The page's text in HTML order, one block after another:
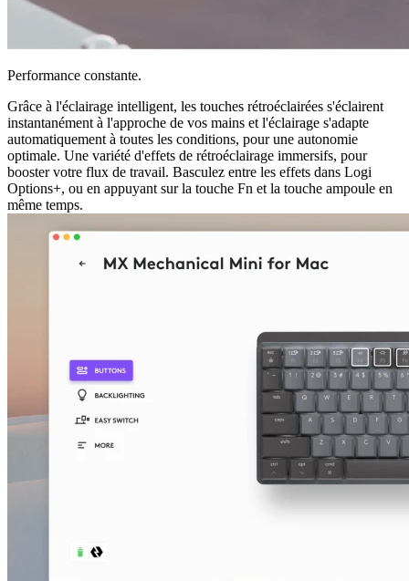
Performance constante.
Grâce à l'éclairage intelligent, les touches rétroéclairées s'éclairent
instantanément à l'approche de vos mains et l'éclairage s'adapte
automatiquement à toutes les conditions, pour une autonomie
optimale. Une variété d'effets de rétroéclairage immersifs, pour
booster votre flux de travail. Basculez entre les effets dans Logi
Options+, ou en appuyant sur la touche Fn et la touche ampoule en
même temps.